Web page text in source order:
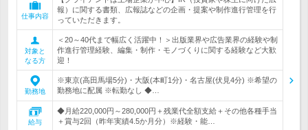
仕事内容
報）に関する書類、広報誌などの企画・提案や制作進行管理を行
っていただきます。
対象と
なる方
＜20～40代まで幅広く活躍中！＞出版業界や広告業界の経験や制
作進行管理経験、編集・制作・モノづくりに関する経験など大歓
迎！
勤務地
※東京(高田馬場5分)・大阪(本町1分)・名古屋(伏見4分) ※希望の
勤務地に配属 ※転勤なし ◆…
給与
◆月給220,000円～280,000円＋残業代全額支給＋その他各種手当
＋賞与2回（昨年実績4.5か月分）※経験・能…